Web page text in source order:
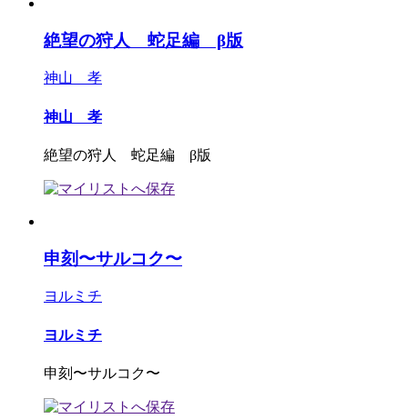
絶望の狩人 蛇足編 β版
神山 孝
神山 孝
絶望の狩人 蛇足編 β版
申刻〜サルコク〜
ヨルミチ
ヨルミチ
申刻〜サルコク〜